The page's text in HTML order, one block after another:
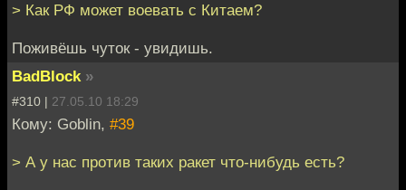
> Как РФ может воевать с Китаем?
Поживёшь чуток - увидишь.
BadBlock »
#310 | 27.05.10 18:29
Кому: Goblin, #39
> А у нас против таких ракет что-нибудь есть?